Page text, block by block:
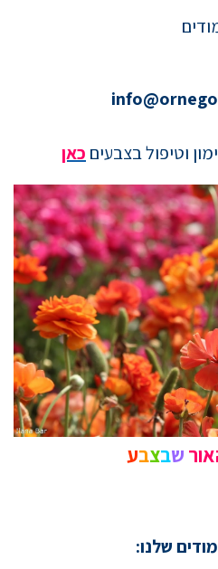
וטיפול בצבעים כאן
שבצבע
שלנו: